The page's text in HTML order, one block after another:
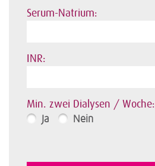
Serum-Natrium:
INR:
Min. zwei Dialysen / Woche:
Ja Nein